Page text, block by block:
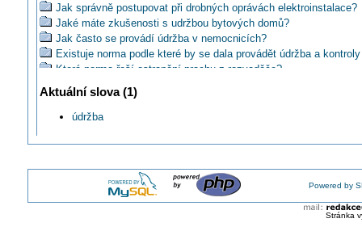
Jak správně postupovat při drobných oprávách elektroinstalace?
Jaké máte zkušenosti s udržbou bytových domů?
Jak často se provádí údržba v nemocnicích?
Existuje norma podle které by se dala provádět údržba a
Která norma řeší ostranění prachu z rozvaděče?
EXKLUZIVNĚ o ABB Ability Smart Sensor
Přivítali byste také ve vaší údržbě strojového parku nový
systém?
Je modifikace výrobních linek v průmyslu legální?
Jak provádíte diagnostiku elektromotoru?
Jaké jsou podmínky k provozování vlastní elektroúdržby v
Lze zamáčknuté tlačítko v termostatu Euroster 2029 opravit?
Jak BY se měla provozovat a revidovat privátní instalace z
Aktuální slova (1)
údržba
Powered by
Stránka